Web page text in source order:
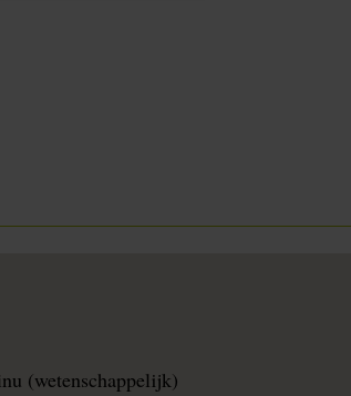
(wetenschappelijk)